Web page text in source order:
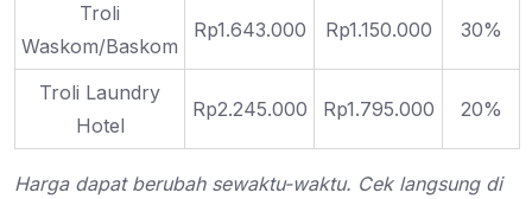
Troli
Waskom/Baskom
Rp1.643.000 Rp1.150.000 30%
Troli Laundry
Hotel
Rp2.245.000 Rp1.795.000 20%
Harga dapat berubah sewaktu-waktu. Cek langsung di